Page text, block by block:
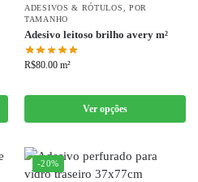
ADESIVOS & RÓTULOS ,POR
TAMANHO
Adesivo leitoso brilho avery m²
R$80.00 m²
Ver opções
-20%